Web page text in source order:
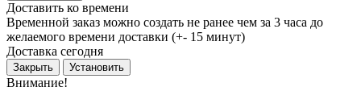
Доставить ко времени
Временной заказ можно создать не ранее чем за 3 часа до
желаемого времени доставки (+- 15 минут)
Доставка сегодня
Закрыть Установить
Внимание!